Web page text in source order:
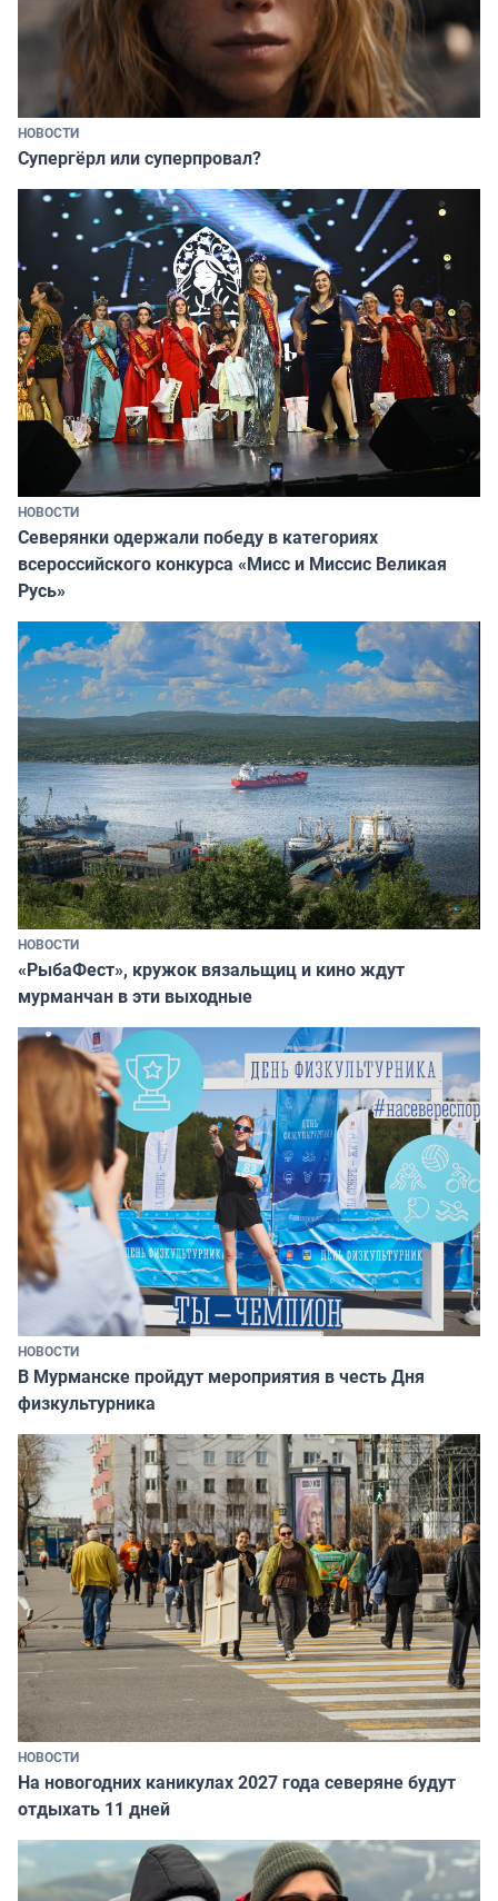
НОВОСТИ
Супергёрл или суперпровал?
НОВОСТИ
Северянки одержали победу в категориях
всероссийского конкурса «Мисс и Миссис Великая
Русь»
НОВОСТИ
«РыбаФест», кружок вязальщиц и кино ждут
мурманчан в эти выходные
НОВОСТИ
В Мурманске пройдут мероприятия в честь Дня
физкультурника
НОВОСТИ
На новогодних каникулах 2027 года северяне будут
отдыхать 11 дней